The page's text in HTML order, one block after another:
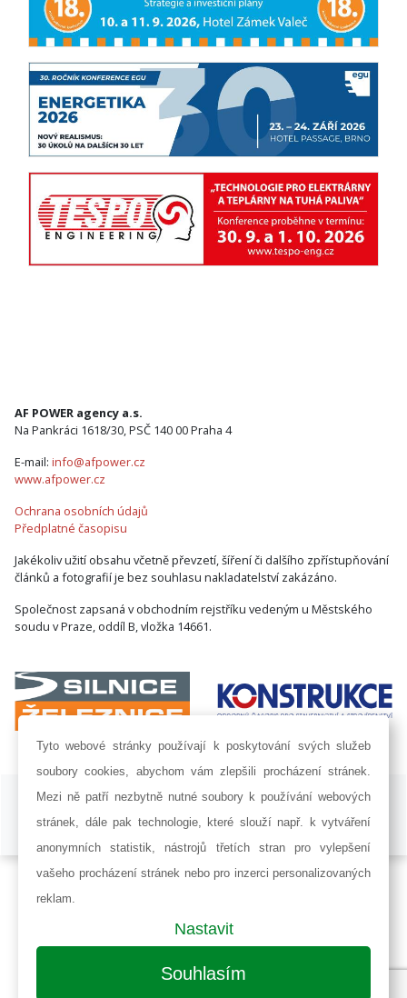
AF POWER agency a.s.
Na Pankráci 1618/30, PSČ 140 00 Praha 4
E-mail: info@afpower.cz
www.afpower.cz
Ochrana osobních údajů
Předplatné časopisu
Jakékoliv užití obsahu včetně převzetí, šíření či dalšího zpřístupňování
článků a fotografií je bez souhlasu nakladatelství zakázáno.
Společnost zapsaná v obchodním rejstříku vedeným u Městského
soudu v Praze, oddíl B, vložka 14661.
ISSN 1802-8535 © 2009 - 2026 AF POWER agency a.s. |
Nastavení
Railsformers s.r.o.
Tyto webové stránky používají k poskytování svých služeb
soubory cookies, abychom vám zlepšili procházení stránek.
Mezi ně patří nezbytně nutné soubory k používání webových
stránek, dále pak technologie, které slouží např. k vytváření
anonymních statistik, nástrojů třetích stran pro vylepšení
vašeho procházení stránek nebo pro inzerci personalizovaných
reklam.
Nastavit
Souhlasím